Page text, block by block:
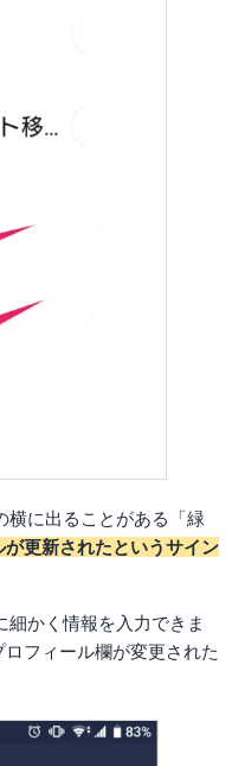
横に出ることがある「緑
更新されたというサイン
細かく情報を入力できま
フィール欄が変更された